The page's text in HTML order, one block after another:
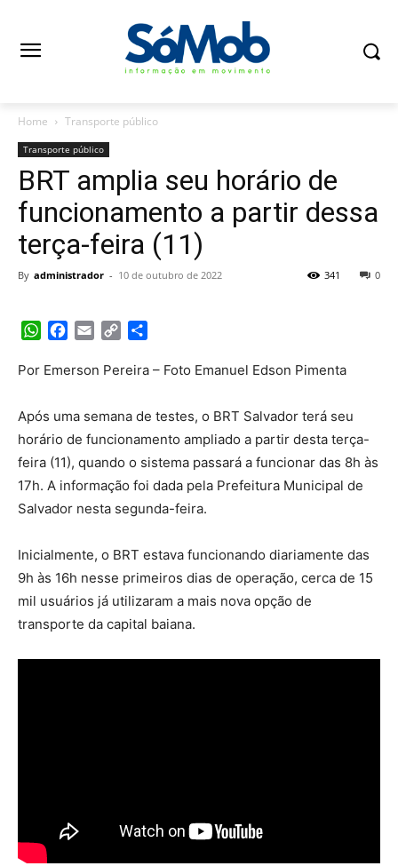
Home Transporte público
Transporte público
BRT amplia seu horário de
funcionamento a partir dessa
terça-feira (11)
By administrador - 10 de outubro de 2022 0
341
WhatsApp
Facebook
Email Copy
Por Emerson Pereira – Foto Emanuel Edson Pimenta
Após uma semana de testes, o BRT Salvador terá seu
horário de funcionamento ampliado a partir desta terça-
feira (11), quando o sistema passará a funcionar das 8h às
17h. A informação foi dada pela Prefeitura Municipal de
Salvador nesta segunda-feira.
Inicialmente, o BRT estava funcionando diariamente das
9h às 16h nesse primeiros dias de operação, cerca de 15
mil usuários já utilizaram a mais nova opção de
transporte da capital baiana.